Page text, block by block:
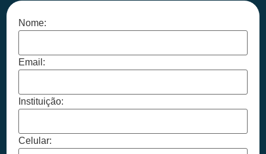
Nome:
Email:
Instituição:
Celular: